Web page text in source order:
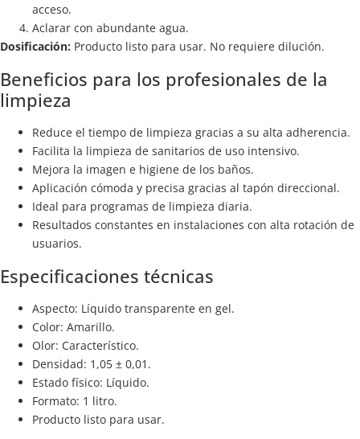
acceso.
Aclarar con abundante agua.
Dosificación: Producto listo para usar. No requiere dilución.
Beneficios para los profesionales de la
limpieza
Reduce el tiempo de limpieza gracias a su alta adherencia.
Facilita la limpieza de sanitarios de uso intensivo.
Mejora la imagen e higiene de los baños.
Aplicación cómoda y precisa gracias al tapón direccional.
Ideal para programas de limpieza diaria.
Resultados constantes en instalaciones con alta rotación de
usuarios.
Especificaciones técnicas
Aspecto: Líquido transparente en gel.
Color: Amarillo.
Olor: Característico.
Densidad: 1,05 ± 0,01.
Estado físico: Líquido.
Formato: 1 litro.
Producto listo para usar.